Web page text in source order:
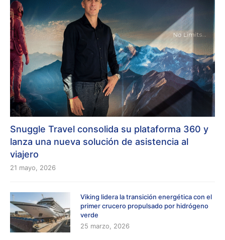
Snuggle Travel consolida su plataforma 360 y
lanza una nueva solución de asistencia al
viajero
21 mayo, 2026
Viking lidera la transición energética con el
primer crucero propulsado por hidrógeno
verde
25 marzo, 2026